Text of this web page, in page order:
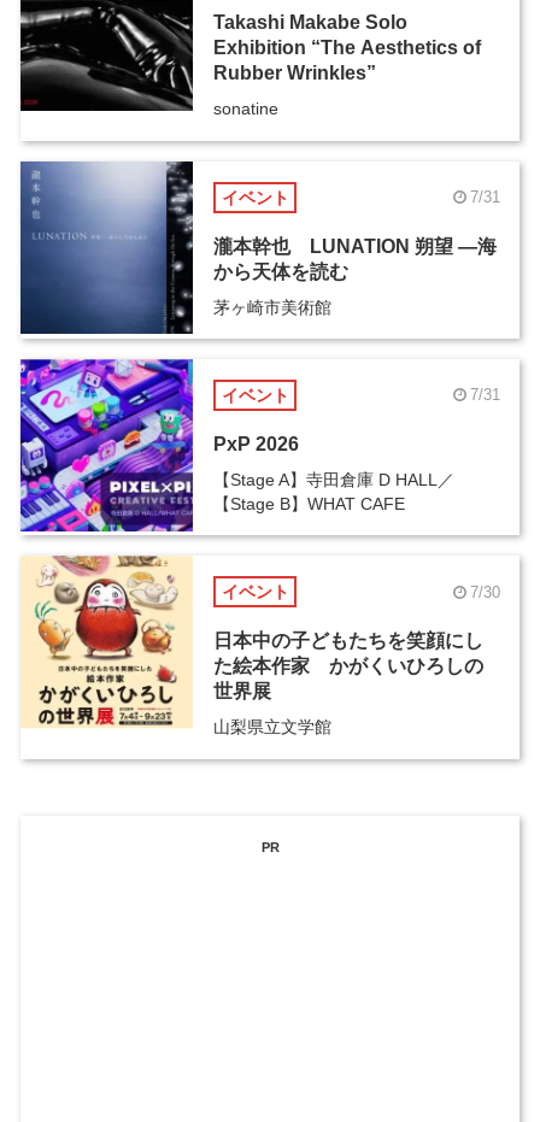
Takashi Makabe Solo
Exhibition “The Aesthetics of
Rubber Wrinkles”
sonatine
イベント 7/31
瀧本幹也 LUNATION 朔望 ―海
から天体を読む
茅ヶ崎市美術館
イベント 7/31
PxP 2026
【Stage A】寺田倉庫 D HALL／
【Stage B】WHAT CAFE
イベント 7/30
日本中の子どもたちを笑顔にし
た絵本作家 かがくいひろしの
世界展
山梨県立文学館
PR